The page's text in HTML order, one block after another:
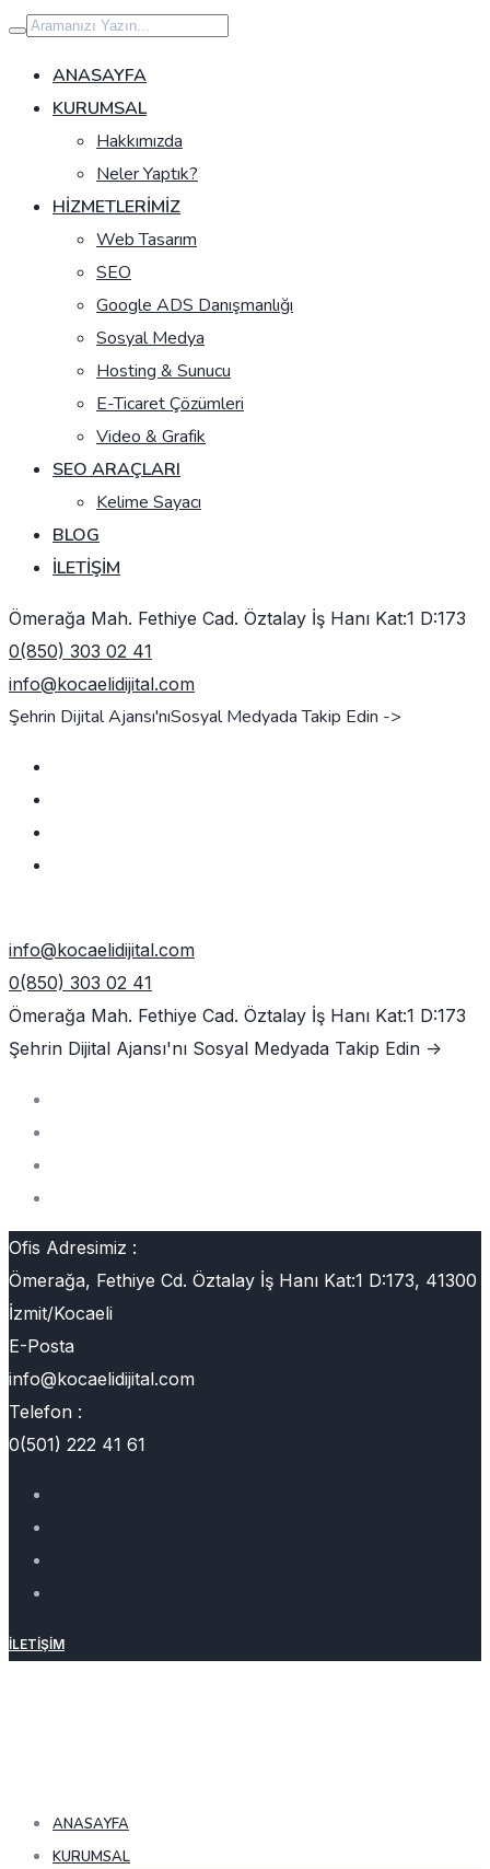
İçeriğe
geç
ANASAYFA
KURUMSAL
Hakkımızda
Neler Yaptık?
HIZMETLERIMIZ
Web Tasarım
SEO
Google ADS Danışmanlığı
Sosyal Medya
Hosting & Sunucu
E-Ticaret Çözümleri
Video & Grafik
SEO ARAÇLARI
Kelime Sayacı
BLOG
İLETIŞIM
Ömerağa Mah. Fethiye Cad. Öztalay İş Hanı Kat:1 D:173
0(850) 303 02 41
info@kocaelidijital.com
Şehrin Dijital Ajansı'nıSosyal Medyada Takip Edin ->
info@kocaelidijital.com
0(850) 303 02 41
Ömerağa Mah. Fethiye Cad. Öztalay İş Hanı Kat:1 D:173
Şehrin Dijital Ajansı'nı Sosyal Medyada Takip Edin ->
Ofis Adresimiz :
Ömerağa, Fethiye Cd. Öztalay İş Hanı Kat:1 D:173, 41300
İzmit/Kocaeli
E-Posta
info@kocaelidijital.com
Telefon :
0(501) 222 41 61
İLETIŞIM
ANASAYFA
KURUMSAL